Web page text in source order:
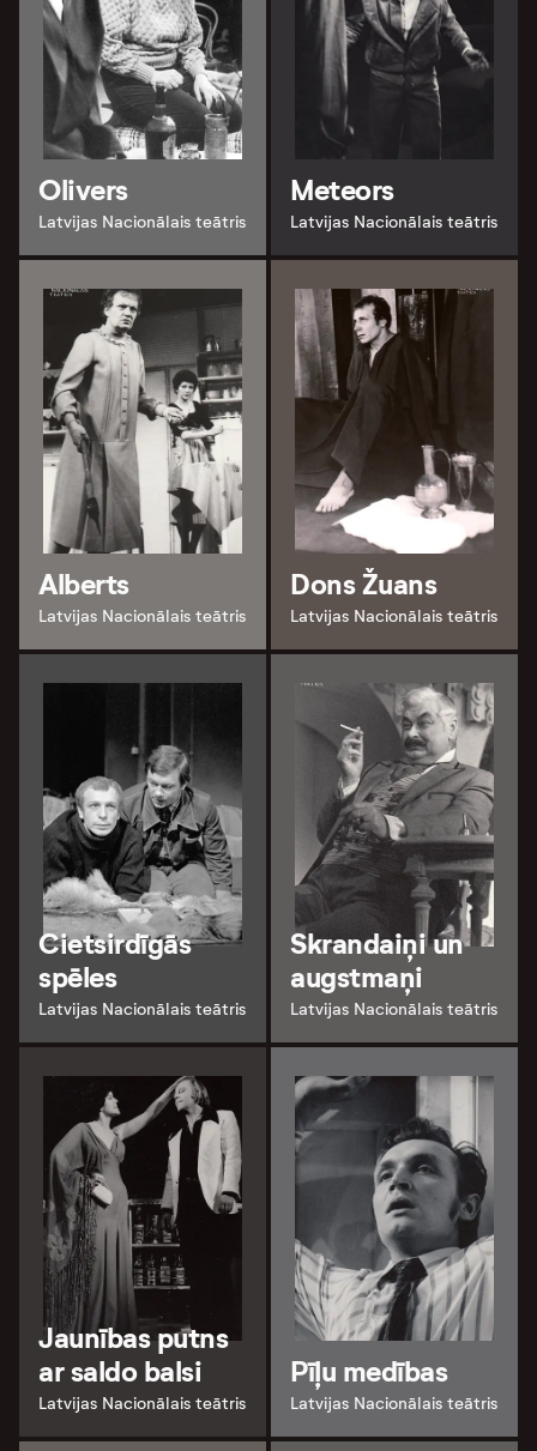
Olivers
Latvijas Nacionālais teātris
Meteors
Latvijas Nacionālais teātris
Alberts
Latvijas Nacionālais teātris
Dons Žuans
Latvijas Nacionālais teātris
Cietsirdīgās
spēles
Latvijas Nacionālais teātris
Skrandaiņi un
augstmaņi
Latvijas Nacionālais teātris
Jaunības putns
ar saldo balsi
Latvijas Nacionālais teātris
Pīļu medības
Latvijas Nacionālais teātris